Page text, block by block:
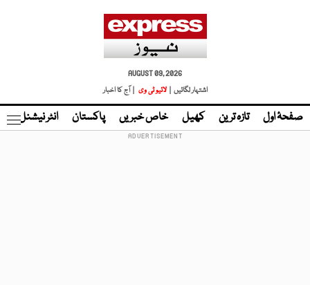
AUGUST 09, 2026
اشتہار لگائیں |
لائیو ٹی وی | آج کا اخبار
صفحۂ اول تازہ ترین کھیل خاص خبریں پاکستان انٹر نیشنل